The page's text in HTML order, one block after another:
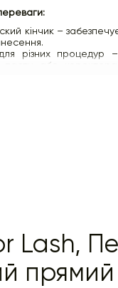
кінчик –
для різних процедур
пасти або коректора
з ламі-
Lash,